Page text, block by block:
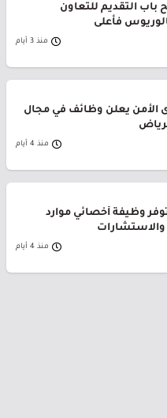
باب التقديم للتعاون
فأعلى
منذ 3 أيام
يعلن وظائف في مجال
منذ 4 أيام
وظيفة أخصائي موارد
والاستشارات
منذ 4 أيام